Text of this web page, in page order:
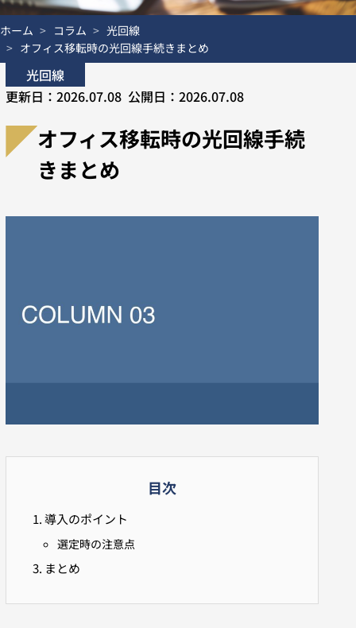
ホーム コラム
光回線
オフィス移転時の光回線手続きまとめ
光回線
更新日：2026.07.08 公開日：2026.07.08
オフィス移転時の光回線手続
きまとめ
目次
導入のポイント
選定時の注意点
まとめ